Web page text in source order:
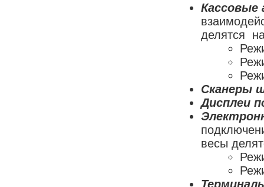
делятся
Сканеры
Дисплеи
весы